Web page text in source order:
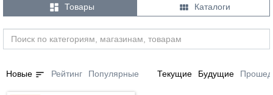
 Товары  Каталоги
Новые sort Рейтинг Популярные Текущие Будущие